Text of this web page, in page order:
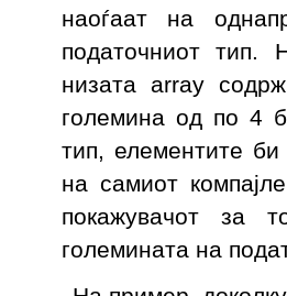
наоѓаат на
податочниот тип.
низата array
големина од по 4
тип, елементите
на самиот
покажувачот за
големината на